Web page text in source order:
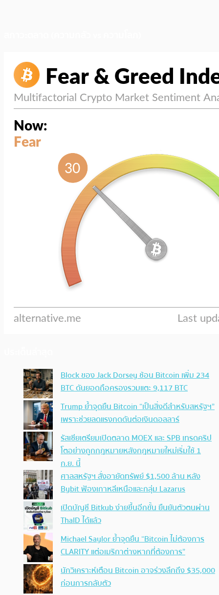
Block ของ Jack Dorsey ช้อน Bitcoin เพิ่ม 234
BTC ดันยอดถือครองรวมแตะ 9,117 BTC
Trump ย้ำจุดยืน Bitcoin “เป็นสิ่งดีสำหรับสหรัฐฯ”
เพราะช่วยลดแรงกดดันต่อเงินดอลลาร์
รัสเซียเตรียมเปิดตลาด MOEX และ SPB เทรดคริป
โตอย่างถูกกฎหมายหลังกฎหมายใหม่เริ่มใช้ 1
ก.ย. นี้
ศาลสหรัฐฯ สั่งอายัดทรัพย์ $1,500 ล้าน หลัง
Bybit ฟ้องเกาหลีเหนือและกลุ่ม Lazarus
เปิดบัญชี Bitkub ง่ายขึ้นอีกขั้น ยืนยันตัวตนผ่าน
ThaID ได้แล้ว
Michael Saylor ย้ำจุดยืน “Bitcoin ไม่ต้องการ
CLARITY แต่อเมริกาต่างหากที่ต้องการ”
นักวิเคราะห์เตือน Bitcoin อาจร่วงลึกถึง $35,000
ก่อนการกลับตัว